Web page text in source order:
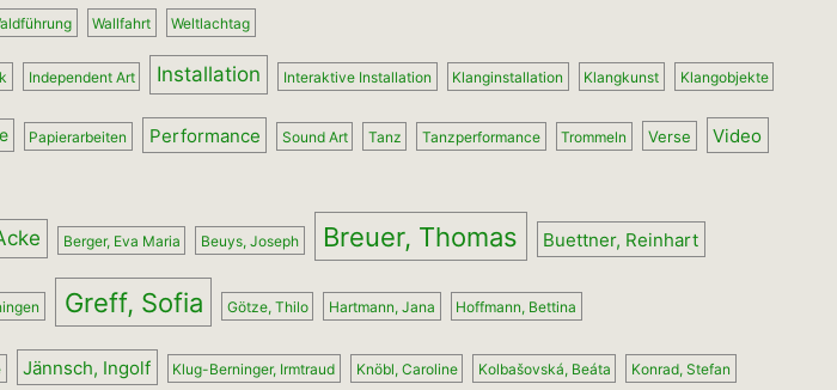
Wallfahrt Weltlachtag
Independent Art Installation Interaktive Installation Klanginstallation Klangkunst Klangobjekte
Papierarbeiten Performance Sound Art Tanz Tanzperformance Trommeln Verse Video
Berger, Eva Maria Beuys, Joseph Breuer, Thomas Buettner, Reinhart
Greff, Sofia Götze, Thilo Hartmann, Jana Hoffmann, Bettina
Jännsch, Ingolf Klug-Berninger, Irmtraud Knöbl, Caroline Kolbašovská, Beáta Konrad, Stefan